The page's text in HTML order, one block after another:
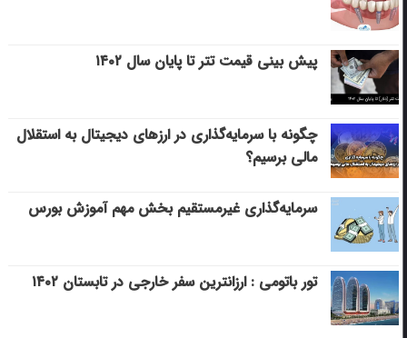
پیش بینی قیمت تتر تا پایان سال ۱۴۰۲
چگونه با سرمایه‌گذاری در ارزهای دیجیتال به استقلال
مالی برسیم؟
سرمایه‌گذاری غیرمستقیم بخش مهم آموزش بورس
تور باتومی : ارزانترین سفر خارجی در تابستان ۱۴۰۲